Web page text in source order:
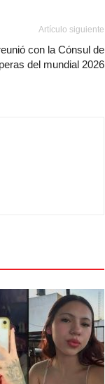
Artículo siguiente
con la Cónsul de
del mundial 2026